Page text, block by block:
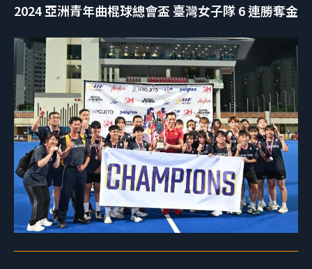
2024 亞洲青年曲棍球總會盃 臺灣女子隊 6 連勝奪金